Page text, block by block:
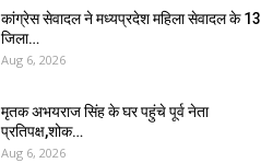
कांग्रेस सेवादल ने मध्यप्रदेश महिला सेवादल के 13
जिला…
Aug 6, 2026
मृतक अभयराज सिंह के घर पहुंचे पूर्व नेता
प्रतिपक्ष,शोक…
Aug 6, 2026